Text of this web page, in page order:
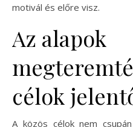
motivál és előre visz.
Az alapok
célok
A közös célok nem